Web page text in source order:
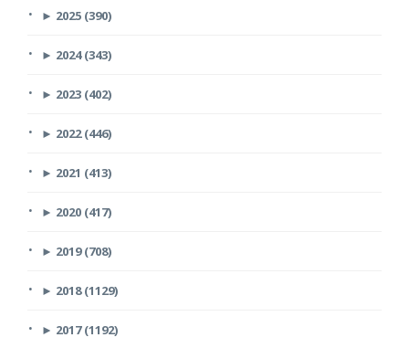
► 2025 (390)
► 2024 (343)
► 2023 (402)
► 2022 (446)
► 2021 (413)
► 2020 (417)
► 2019 (708)
► 2018 (1129)
► 2017 (1192)